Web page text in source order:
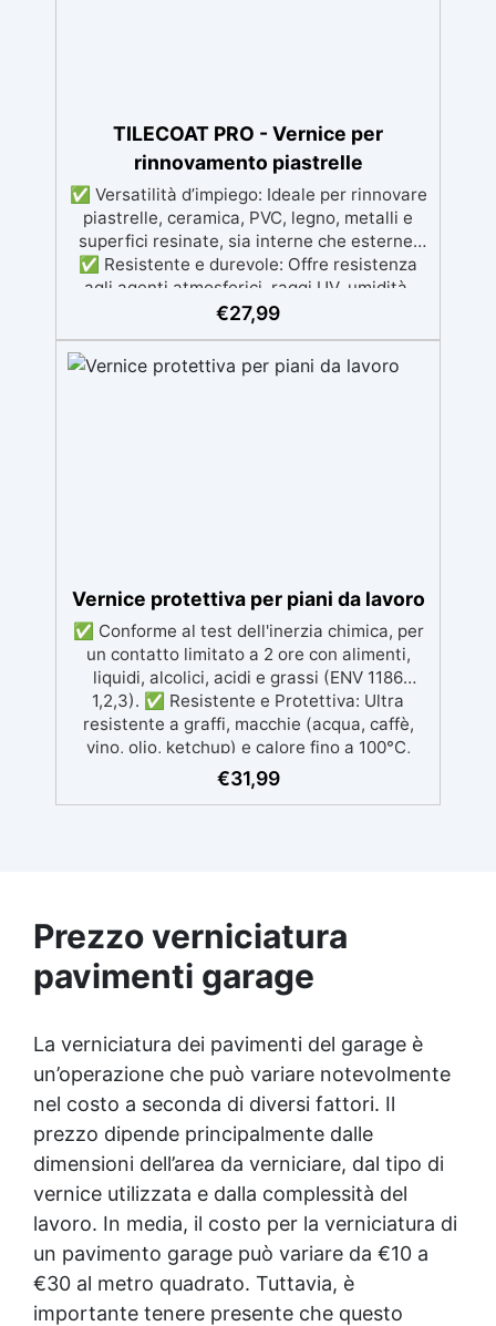
TILECOAT PRO - Vernice per
rinnovamento piastrelle
✅ Versatilità d’impiego: Ideale per rinnovare
piastrelle, ceramica, PVC, legno, metalli e
superfici resinate, sia interne che esterne.
✅ Resistente e durevole: Offre resistenza
agli agenti atmosferici, raggi UV, umidità,
abrasione e detergenti aggressivi. ✅
Disponibile in colori RAL e NCS su richiesta,
con una finitura traspirante e resistente. ✅
€27,99
Vernice protettiva per piani da lavoro
✅ Conforme al test dell'inerzia chimica, per
un contatto limitato a 2 ore con alimenti,
liquidi, alcolici, acidi e grassi (ENV 1186
1,2,3). ✅ Resistente e Protettiva: Ultra
resistente a graffi, macchie (acqua, caffè,
vino, olio, ketchup) e calore fino a 100°C,
garantendo protezione duratura. ✅
Compatibile con Diverse Superfici: Può
pennello o rullo, essiccazione in 24 ore e
pulizia con acqua, senza odori sgradevoli. ✅
Finitura Satinata e Incolore: La vernice
appare leggermente biancastra durante
satinata e incolore una volta asciutta.
€31,99
Prezzo verniciatura
pavimenti garage
La verniciatura dei pavimenti del garage è
un’operazione che può variare notevolmente
nel costo a seconda di diversi fattori. Il
prezzo dipende principalmente dalle
dimensioni dell’area da verniciare, dal tipo di
vernice utilizzata e dalla complessità del
lavoro. In media, il costo per la verniciatura di
un pavimento garage può variare da €10 a
€30 al metro quadrato. Tuttavia, è
importante tenere presente che questo